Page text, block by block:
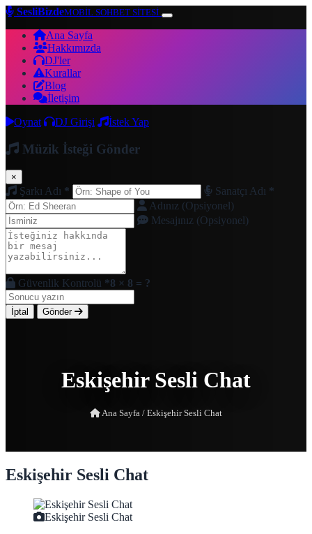
SesliBizdeMOBİL SOHBET SİTESİ
Ana Sayfa
Hakkımızda
DJ'ler
Kurallar
Blog
İletişim
Oynat
DJ Girişi İstek Yap
Müzik İsteği Gönder
×
Şarkı Adı * Sanatçı Adı *
Adınız (Opsiyonel)
Mesajınız (Opsiyonel)
Güvenlik Kontrolü *8 × 8 = ?
İptal Gönder
Eskişehir Sesli Chat
Ana Sayfa / Eskişehir Sesli Chat
Eskişehir Sesli Chat
Eskişehir Sesli Chat